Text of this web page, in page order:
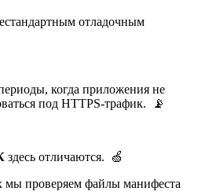
отладочным
когда приложения не
под HTTPS-трафик. 📡
здесь отличаются. 🍏
мы проверяем файлы манифеста